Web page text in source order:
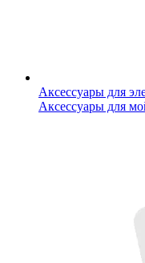
Аксессуары для
Аксессуары для